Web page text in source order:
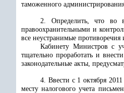
таможенного
2. Определить, что во
правоохранительными и
все неустранимые
Кабинету Министров с
тщательно проработать и
законодательные акты,
4. Ввести с 1 октября
месту налогового учета